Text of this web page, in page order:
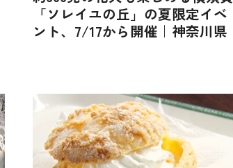
「ソレイユの丘」の夏限定イベ
ント、7/17から開催｜神奈川県